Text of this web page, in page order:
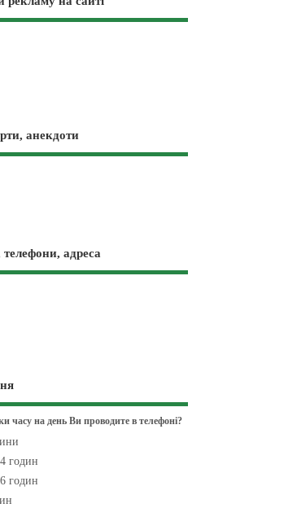
анекдоти
адреса
часу на день Ви проводите в телефоні?
годин
годин